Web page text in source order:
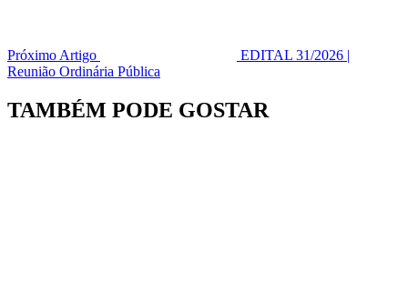
Próximo Artigo
EDITAL 31/2026 |
Reunião Ordinária Pública
TAMBÉM PODE GOSTAR